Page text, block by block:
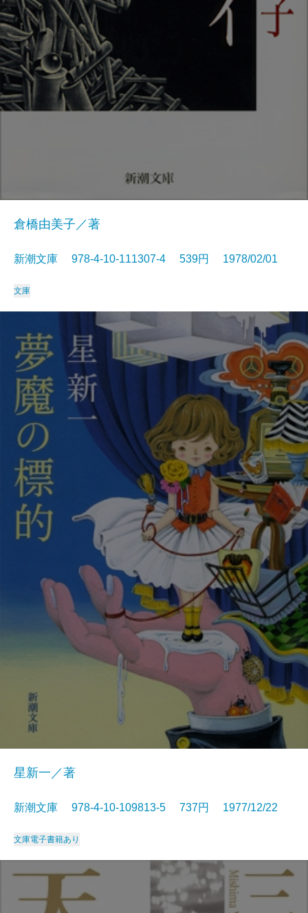
倉橋由美子／著
新潮文庫 978-4-10-111307-4 539円 1978/02/01
文庫
星新一／著
新潮文庫 978-4-10-109813-5 737円 1977/12/22
文庫電子書籍あり